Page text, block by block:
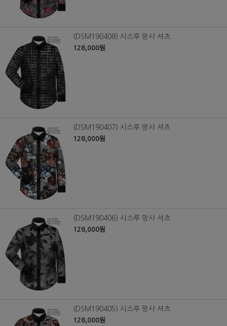
(DSM190408) 시스루 망사 셔츠
128,000원
(DSM190407) 시스루 망사 셔츠
128,000원
(DSM190406) 시스루 망사 셔츠
128,000원
(DSM190405) 시스루 망사 셔츠
128,000원